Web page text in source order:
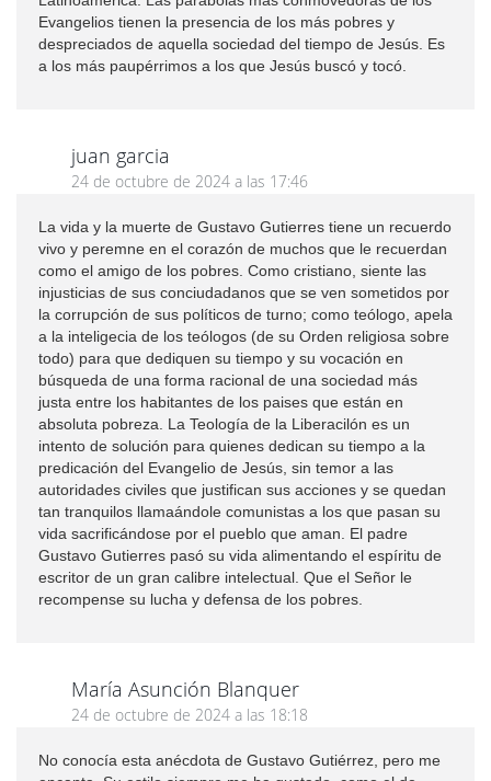
Evangelios tienen la presencia de los más pobres y
despreciados de aquella sociedad del tiempo de Jesús. Es
a los más paupérrimos a los que Jesús buscó y tocó.
juan garcia
24 de octubre de 2024 a las 17:46
La vida y la muerte de Gustavo Gutierres tiene un recuerdo
vivo y peremne en el corazón de muchos que le recuerdan
como el amigo de los pobres. Como cristiano, siente las
injusticias de sus conciudadanos que se ven sometidos por
la corrupción de sus políticos de turno; como teólogo, apela
a la inteligecia de los teólogos (de su Orden religiosa sobre
todo) para que dediquen su tiempo y su vocación en
búsqueda de una forma racional de una sociedad más
justa entre los habitantes de los paises que están en
absoluta pobreza. La Teología de la Liberacilón es un
intento de solución para quienes dedican su tiempo a la
predicación del Evangelio de Jesús, sin temor a las
autoridades civiles que justifican sus acciones y se quedan
tan tranquilos llamaándole comunistas a los que pasan su
vida sacrificándose por el pueblo que aman. El padre
Gustavo Gutierres pasó su vida alimentando el espíritu de
escritor de un gran calibre intelectual. Que el Señor le
recompense su lucha y defensa de los pobres.
María Asunción Blanquer
24 de octubre de 2024 a las 18:18
No conocía esta anécdota de Gustavo Gutiérrez, pero me